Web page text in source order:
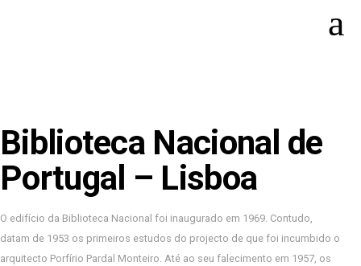
Biblioteca Nacional de
Portugal – Lisboa
O edifício da Biblioteca Nacional foi inaugurado em 1969. Contudo,
datam de 1953 os primeiros estudos do projecto de que foi incumbido o
arquitecto Porfírio Pardal Monteiro. Até ao seu falecimento em 1957, os